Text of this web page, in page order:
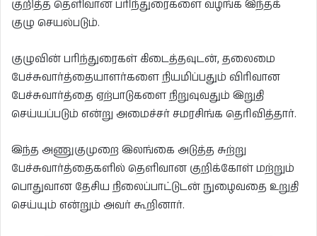
குறித்த தெளிவான பரிந்துரைகளை வழங்க இந்தக்
குழு செயல்படும்.
குழுவின் பரிந்துரைகள் கிடைத்தவுடன், தலைமை
பேச்சுவார்த்தையாளர்களை நியமிப்பதும் விரிவான
பேச்சுவார்த்தை ஏற்பாடுகளை நிறுவுவதும் இறுதி
செய்யப்படும் என்று அமைச்சர் சமரசிங்க தெரிவித்தார்.
இந்த அணுகுமுறை இலங்கை அடுத்த சுற்று
பேச்சுவார்த்தைகளில் தெளிவான குறிக்கோள் மற்றும்
பொதுவான தேசிய நிலைப்பாட்டுடன் நுழைவதை உறுதி
செய்யும் என்றும் அவர் கூறினார்.